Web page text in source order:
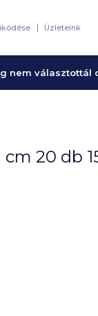
Üzleteink
nem választottál
cm 20 db